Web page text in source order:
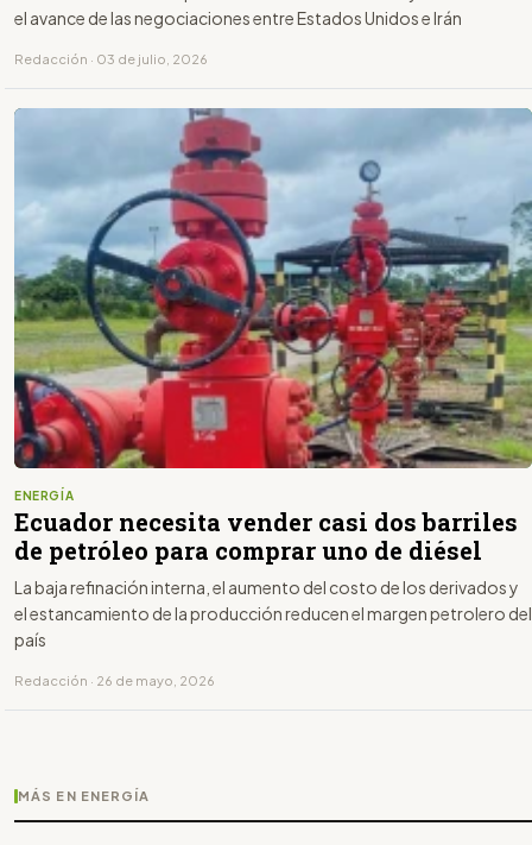
el avance de las negociaciones entre Estados Unidos e Irán
Redacción · 03 de julio, 2026
ENERGÍA
Ecuador necesita vender casi dos barriles
de petróleo para comprar uno de diésel
La baja refinación interna, el aumento del costo de los derivados y
el estancamiento de la producción reducen el margen petrolero del
país
Redacción · 26 de mayo, 2026
MÁS EN ENERGÍA